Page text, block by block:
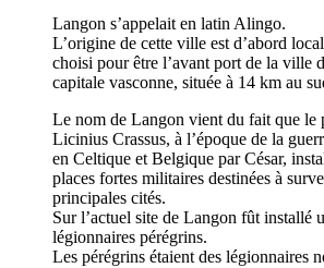
Langon s’appelait en latin Alingo.
L’origine de cette ville est d’abord
choisi pour être l’avant port de la ville
capitale vasconne, située à 14 km au
Le nom de Langon vient du fait que le
Licinius Crassus, à l’époque de la
en Celtique et Belgique par César,
places fortes militaires destinées à
principales cités.
Sur l’actuel site de Langon fût installé
légionnaires pérégrins.
Les pérégrins étaient des légionnaires